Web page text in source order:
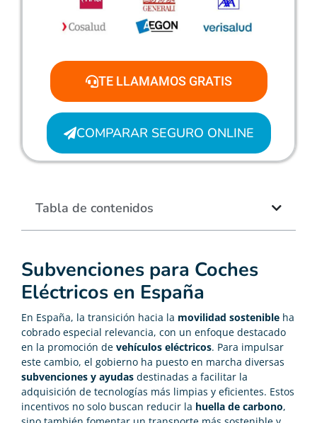
Subvenciones para Coches
Eléctricos en España
En España, la transición hacia la movilidad sostenible ha
cobrado especial relevancia, con un enfoque destacado
en la promoción de vehículos eléctricos. Para impulsar
este cambio, el gobierno ha puesto en marcha diversas
subvenciones y ayudas destinadas a facilitar la
adquisición de tecnologías más limpias y eficientes. Estos
incentivos no solo buscan reducir la huella de carbono,
TE LLAMAMOS GRATIS
COMPARAR SEGURO ONLINE
Tabla de contenidos